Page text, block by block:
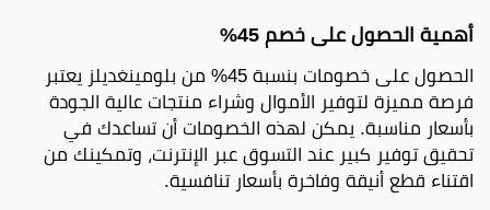
أهمية الحصول على خصم 45%
الحصول على خصومات بنسبة 45% من بلومينغديلز يعتبر
فرصة مميزة لتوفير الأموال وشراء منتجات عالية الجودة
بأسعار مناسبة. يمكن لهذه الخصومات أن تساعدك في
تحقيق توفير كبير عند التسوق عبر الإنترنت، وتمكينك من
اقتناء قطع أنيقة وفاخرة بأسعار تنافسية.